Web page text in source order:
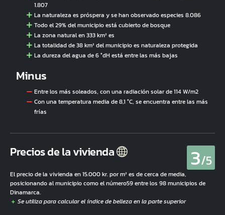
1.807
La naturaleza es próspera y se han observado especies 8.086
Todo el 29% del municipio está cubierto de bosque
La zona natural en 333 km² es
La totalidad de 38 km² del municipio es naturaleza protegida
La dureza del agua de 6 °dH está entre las más bajas
Minus
Entre los más soleados, con una radiación solar de 114 W/m2
Con una temperatura media de 8,1 °C, se encuentra entre las más
frías
Precios de la vivienda 3/5
El precio de la vivienda en 15.000 kr. por m² es de cerca de media,
posicionando al municipio como el número59 entre los 98 municipios de
Dinamarca.